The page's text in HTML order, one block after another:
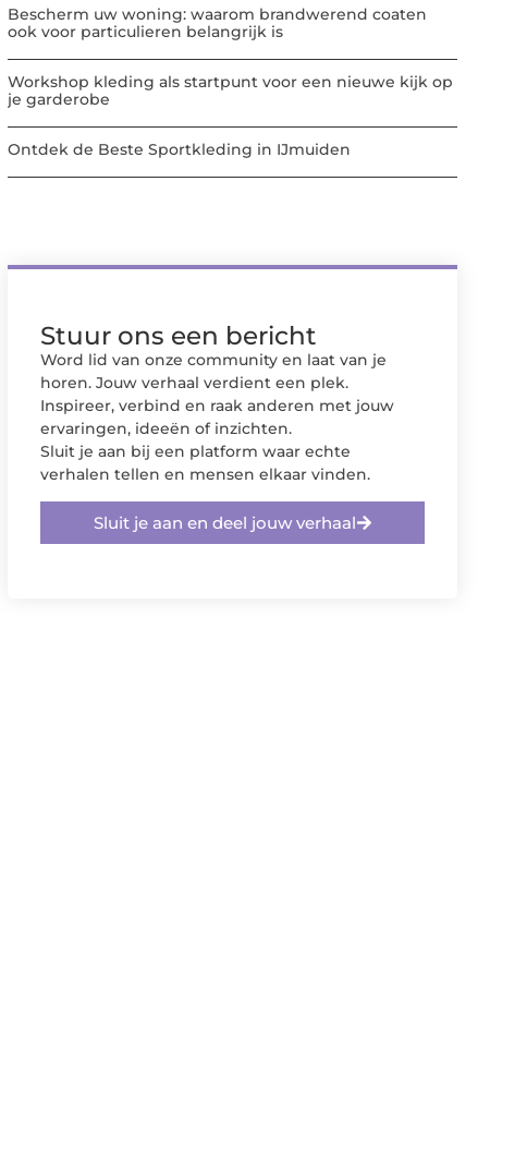
Bescherm uw woning: waarom brandwerend coaten
ook voor particulieren belangrijk is
Workshop kleding als startpunt voor een nieuwe kijk op
je garderobe
Ontdek de Beste Sportkleding in IJmuiden
Stuur ons een bericht
Word lid van onze community en laat van je
horen. Jouw verhaal verdient een plek.
Inspireer, verbind en raak anderen met jouw
ervaringen, ideeën of inzichten.
Sluit je aan bij een platform waar echte
verhalen tellen en mensen elkaar vinden.
Sluit je aan en deel jouw verhaal